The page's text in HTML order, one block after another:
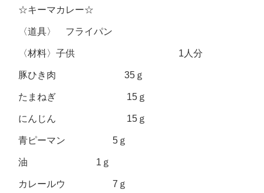
☆キーマカレー☆
〈道具〉 フライパン
〈材料〉子供 1人分
豚ひき肉 35ｇ
たまねぎ 15ｇ
にんじん 15ｇ
青ピーマン 5ｇ
油 1ｇ
カレールウ 7ｇ